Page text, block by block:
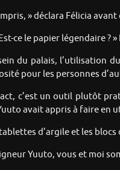
» déclara Félicia
ce le papier légendaire
du palais, l’utilisation
pour les personnes
c’est un outil plutôt
avait appris à faire en
d’argile et les
Yuuto, vous et moi